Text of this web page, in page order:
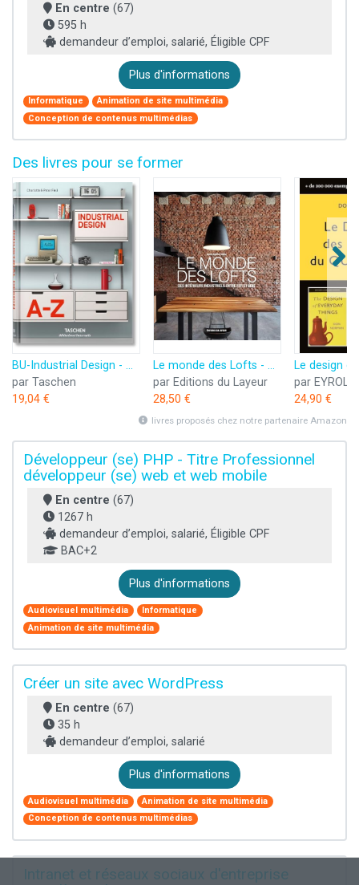
En centre (67)
595 h
demandeur d’emploi, salarié, Éligible CPF
Plus d'informations
Informatique
Animation de site multimédia
Conception de contenus multimédias
Des livres pour se former
BU-Industrial Design - Anglais
par Taschen
19,04 €
Le monde des Lofts - Des intérieurs industriels entre fer et bois
par Editions du Layeur
28,50 €
par
24,90 €
livres proposés chez notre partenaire Amazon
Développeur (se) PHP - Titre Professionnel
développeur (se) web et web mobile
En centre (67)
1267 h
demandeur d’emploi, salarié, Éligible CPF
BAC+2
Plus d'informations
Audiovisuel multimédia
Informatique
Animation de site multimédia
Créer un site avec WordPress
En centre (67)
35 h
demandeur d’emploi, salarié
Plus d'informations
Audiovisuel multimédia
Animation de site multimédia
Conception de contenus multimédias
Intranet et réseaux sociaux d'entreprise